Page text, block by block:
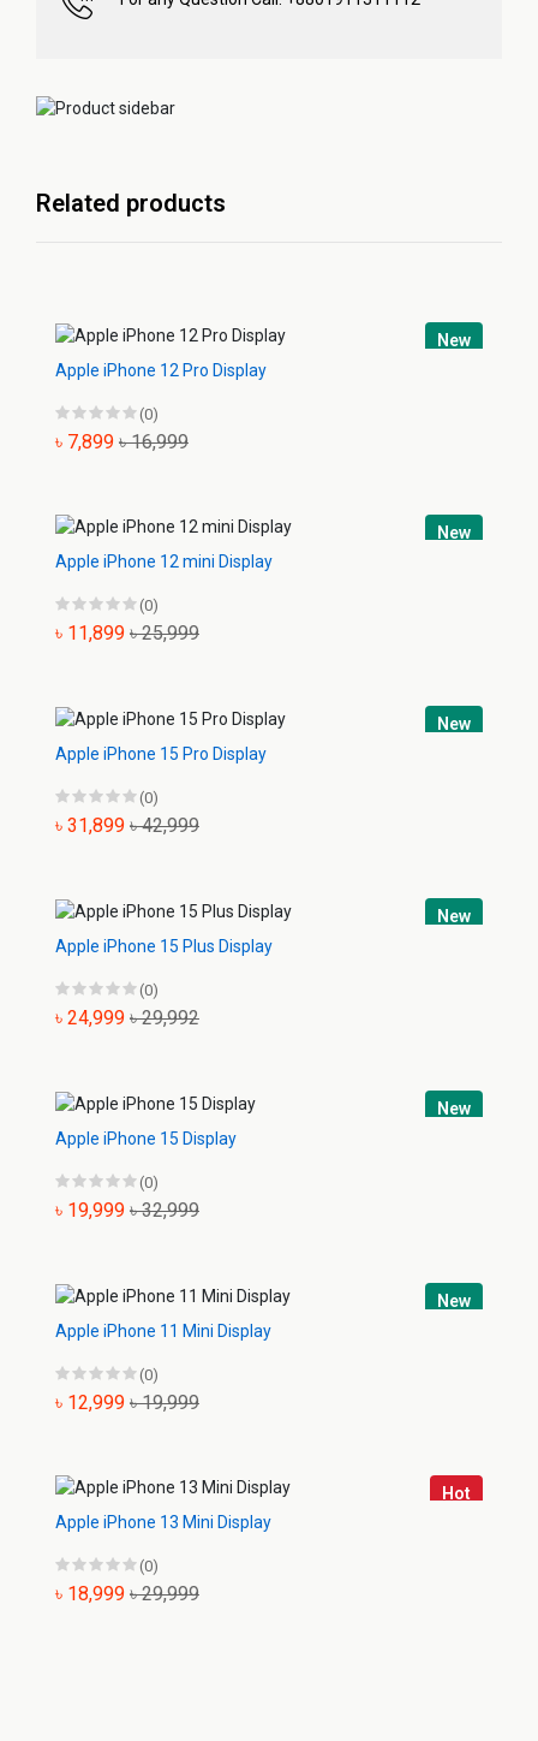
Related products
New
Apple iPhone 12 Pro Display
(0)
৳ 7,899 ৳ 16,999
New
Apple iPhone 12 mini Display
(0)
৳ 11,899 ৳ 25,999
New
Apple iPhone 15 Pro Display
(0)
৳ 31,899 ৳ 42,999
New
Apple iPhone 15 Plus Display
(0)
৳ 24,999 ৳ 29,992
New
Apple iPhone 15 Display
(0)
৳ 19,999 ৳ 32,999
New
Apple iPhone 11 Mini Display
(0)
৳ 12,999 ৳ 19,999
Hot
Apple iPhone 13 Mini Display
(0)
৳ 18,999 ৳ 29,999